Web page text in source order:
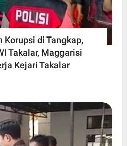
Korupsi di Tangkap,
Takalar, Maggarisi
Kejari Takalar